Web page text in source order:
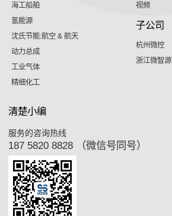
海工船舶
氢能源
沈氏节能:航空 & 航天
动力总成
工业气体
精细化工
视频
子公司
杭州微控
浙江微智源
清楚小编
服务的咨询热线
187 5820 8828 （微信号同号）